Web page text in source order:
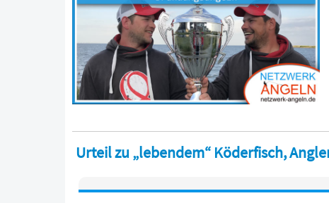
Urteil zu „lebendem“ Köderfisch,